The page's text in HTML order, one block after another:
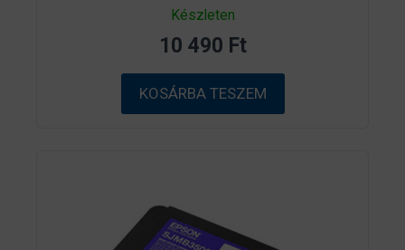
0
a
5
b
ő
l
Készleten
10 490 Ft
KOSÁRBA TESZEM